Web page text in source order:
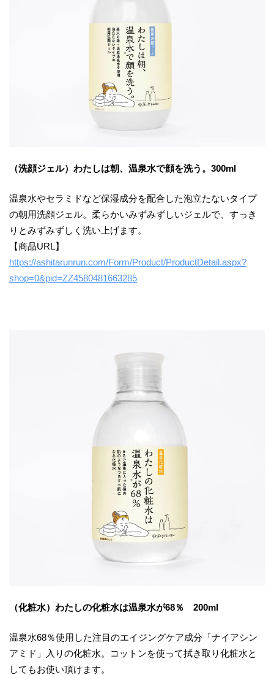
（洗顔ジェル）わたしは朝、温泉水で顔を洗う。300ml
温泉水やセラミドなど保湿成分を配合した泡立たないタイプ
の朝用洗顔ジェル。柔らかいみずみずしいジェルで、すっき
りとみずみずしく洗い上げます。
【商品URL】
https://ashitarunrun.com/Form/Product/ProductDetail.aspx?
shop=0&pid=ZZ4580481663285
（化粧水）わたしの化粧水は温泉水が68％ 200ml
温泉水68％使用した注目のエイジングケア成分「ナイアシン
アミド」入りの化粧水。コットンを使って拭き取り化粧水と
してもお使い頂けます。